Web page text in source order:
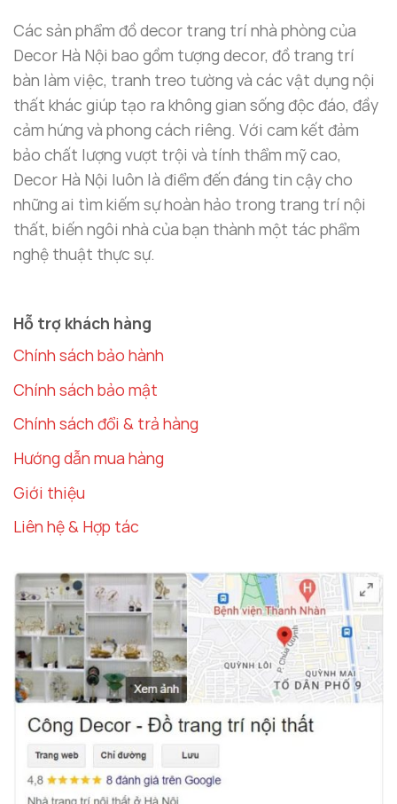
Các sản phẩm đồ decor trang trí nhà phòng của
Decor Hà Nội bao gồm tượng decor, đồ trang trí
bàn làm việc, tranh treo tường và các vật dụng nội
thất khác giúp tạo ra không gian sống độc đáo, đầy
cảm hứng và phong cách riêng. Với cam kết đảm
bảo chất lượng vượt trội và tính thẩm mỹ cao,
Decor Hà Nội luôn là điểm đến đáng tin cậy cho
những ai tìm kiếm sự hoàn hảo trong trang trí nội
thất, biến ngôi nhà của bạn thành một tác phẩm
nghệ thuật thực sự.
Hỗ trợ khách hàng
Chính sách bảo hành
Chính sách bảo mật
Chính sách đổi & trả hàng
Hướng dẫn mua hàng
Giới thiệu
Liên hệ & Hợp tác